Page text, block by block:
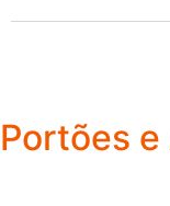
Portões